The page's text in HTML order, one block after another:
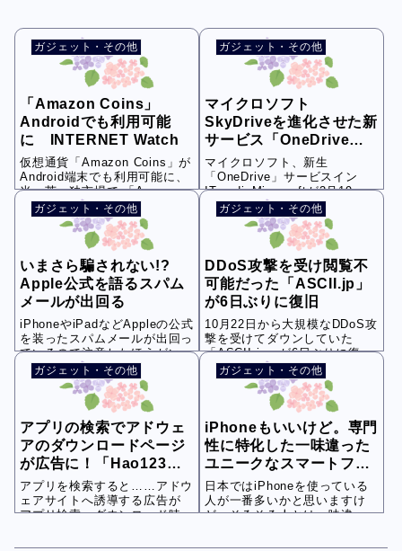
ガジェット・その他
「Amazon Coins」
Androidでも利用可能
に INTERNET Watch
仮想通貨「Amazon Coins」が
Android端末でも利用可能に、
米・英・独市場で 「Amaz...
ガジェット・その他
マイクロソフト
SkyDriveを進化させた新
サービス「OneDrive」
開始
マイクロソフト、新生
「OneDrive」サービスイン
ITmediaMicrosoftが2月19
日、...
ガジェット・その他
いまさら騙されない!?
Apple公式を語るスパム
メールが出回る
iPhoneやiPadなどAppleの公式
を装ったスパムメールが出回っ
ているので注意したほうがいい
と...
ガジェット・その他
DDoS攻撃を受け閲覧不
可能だった「ASCII.jp」
が6日ぶりに復旧
10月22日から大規模なDDoS攻
撃を受けてダウンしていた
「ASCII.jp」が6日ぶりに復旧
したそ...
ガジェット・その他
アプリの検索でアドウェ
アのダウンロードページ
が広告に！「Hao123」
以外にも
アプリを検索すると……アドウ
ェアサイトへ誘導する広告が
アプリ検索・ダウンロード時に
ガジェット・その他
iPhoneもいいけど。専門
性に特化した一味違った
ユニークなスマートフォ
ンも
日本ではiPhoneを使っている
人が一番多いかと思いますけ
ど、そろそろ人とは一味違った